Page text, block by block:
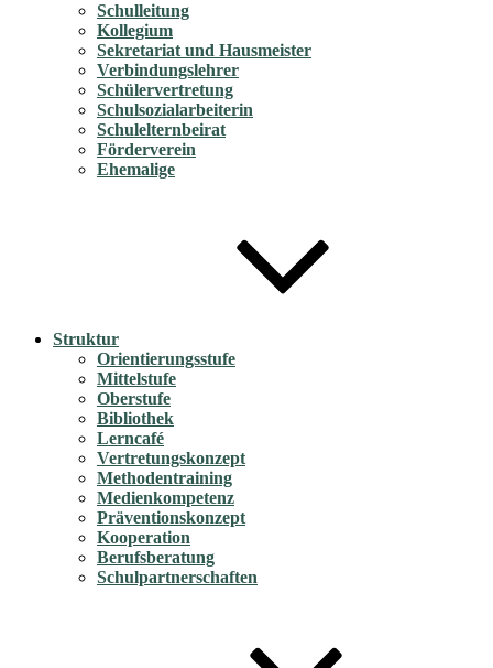
Schulleitung
Kollegium
Sekretariat und Hausmeister
Verbindungslehrer
Schülervertretung
Schulsozialarbeiterin
Schulelternbeirat
Förderverein
Ehemalige
Struktur
Orientierungsstufe
Mittelstufe
Oberstufe
Bibliothek
Lerncafé
Vertretungskonzept
Methodentraining
Medienkompetenz
Präventionskonzept
Kooperation
Berufsberatung
Schulpartnerschaften